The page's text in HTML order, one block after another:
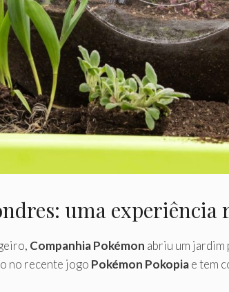
uma experiência
Companhia Pokémon abriu um jardim
no recente jogo Pokémon Pokopiae tem